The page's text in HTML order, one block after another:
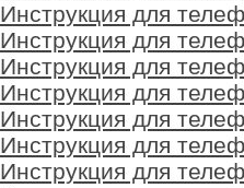
Инструкция для
Инструкция для
Инструкция для
Инструкция для
Инструкция для
Инструкция для
Инструкция для